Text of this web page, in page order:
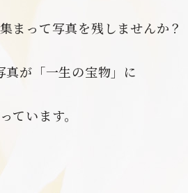
まって写真を残しませんか？
真が「一生の宝物」に
ています。